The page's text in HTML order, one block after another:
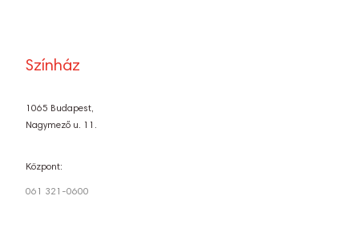
Színház
1065 Budapest,
Nagymező u. 11.
Központ:
061 321-0600